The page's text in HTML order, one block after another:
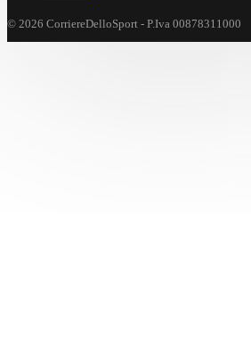
© 2026 CorriereDelloSport - P.Iva 00878311000